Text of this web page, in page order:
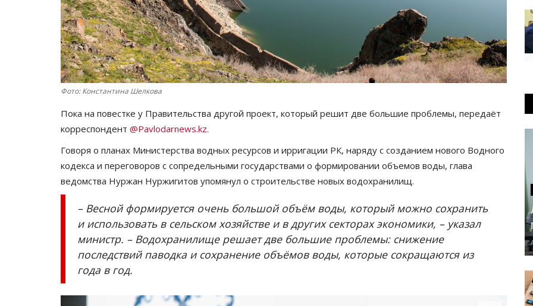
Фото: Константина Шелкова
Пока на повестке у Правительства другой проект, который решит две большие проблемы, передаёт
корреспондент @Pavlodarnews.kz.
Говоря о планах Министерства водных ресурсов и ирригации РК, наряду с созданием нового Водного
кодекса и переговоров с сопредельными государствами о формировании объемов воды, глава
ведомства Нуржан Нуржигитов упомянул о строительстве новых водохранилищ.
– Весной формируется очень большой объём воды, который можно сохранить
и использовать в сельском хозяйстве и в других секторах экономики, – указал
министр. – Водохранилище решает две большие проблемы: снижение
последствий паводка и сохранение объёмов воды, которые сокращаются из
года в год.